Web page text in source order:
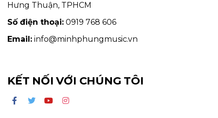
Hưng Thuận, TPHCM
Số điện thoại: 0919 768 606
Email: info@minhphungmusic.vn
KẾT NỐI VỚI CHÚNG TÔI